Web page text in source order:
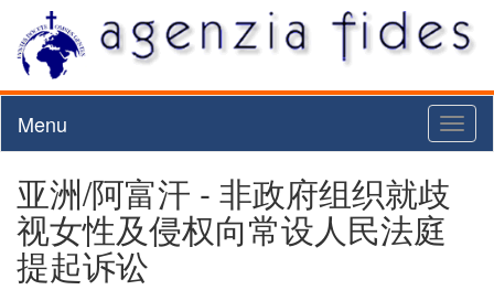
Menu
亚洲/阿富汗 - 非政府组织就歧
视女性及侵权向常设人民法庭
提起诉讼